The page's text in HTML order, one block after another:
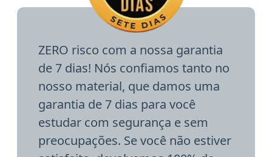
ZERO risco com a nossa garantia
de 7 dias! Nós confiamos tanto no
nosso material, que damos uma
garantia de 7 dias para você
estudar com segurança e sem
preocupações. Se você não estiver